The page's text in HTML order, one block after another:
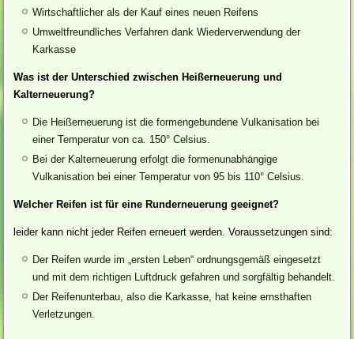
Wirtschaftlicher als der Kauf eines neuen Reifens
Umweltfreundliches Verfahren dank Wiederverwendung der
Karkasse
Was ist der Unterschied zwischen Heißerneuerung und
Kalterneuerung?
Die Heißerneuerung ist die formengebundene Vulkanisation bei
einer Temperatur von ca. 150° Celsius.
Bei der Kalterneuerung erfolgt die formenunabhängige
Vulkanisation bei einer Temperatur von 95 bis 110° Celsius.
Welcher Reifen ist für eine Runderneuerung geeignet?
leider kann nicht jeder Reifen erneuert werden. Voraussetzungen sind:
Der Reifen wurde im „ersten Leben“ ordnungsgemäß eingesetzt
und mit dem richtigen Luftdruck gefahren und sorgfältig behandelt.
Der Reifenunterbau, also die Karkasse, hat keine ernsthaften
Verletzungen.